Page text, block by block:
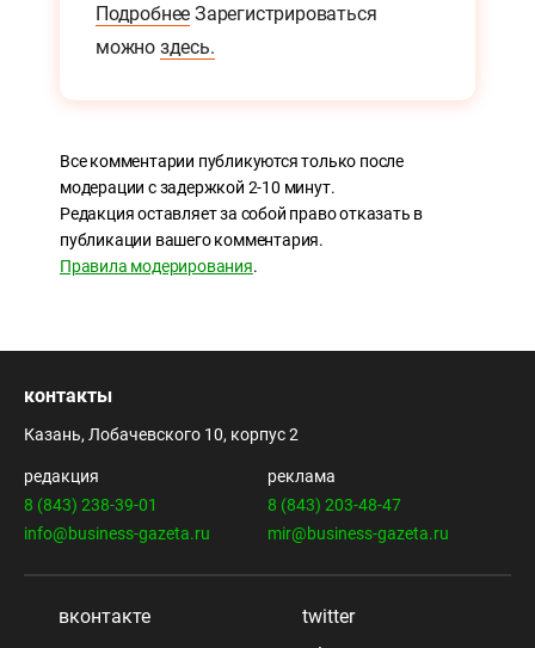
Подробнее Зарегистрироваться
можно здесь.
Все комментарии публикуются только после
модерации с задержкой 2-10 минут.
Редакция оставляет за собой право отказать в
публикации вашего комментария.
Правила модерирования.
контакты
Казань, Лобачевского 10, корпус 2
редакция
8 (843) 238-39-01
info@business-gazeta.ru
реклама
8 (843) 203-48-47
mir@business-gazeta.ru
вконтакте
twitter